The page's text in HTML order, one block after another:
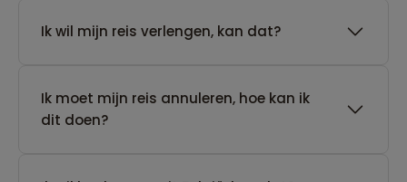
Ik wil mijn reis verlengen, kan dat?
Ik moet mijn reis annuleren, hoe kan ik
dit doen?